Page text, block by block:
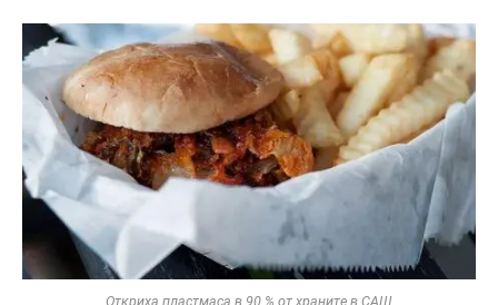
Откриха пластмаса в 90 % от храните в САЩ